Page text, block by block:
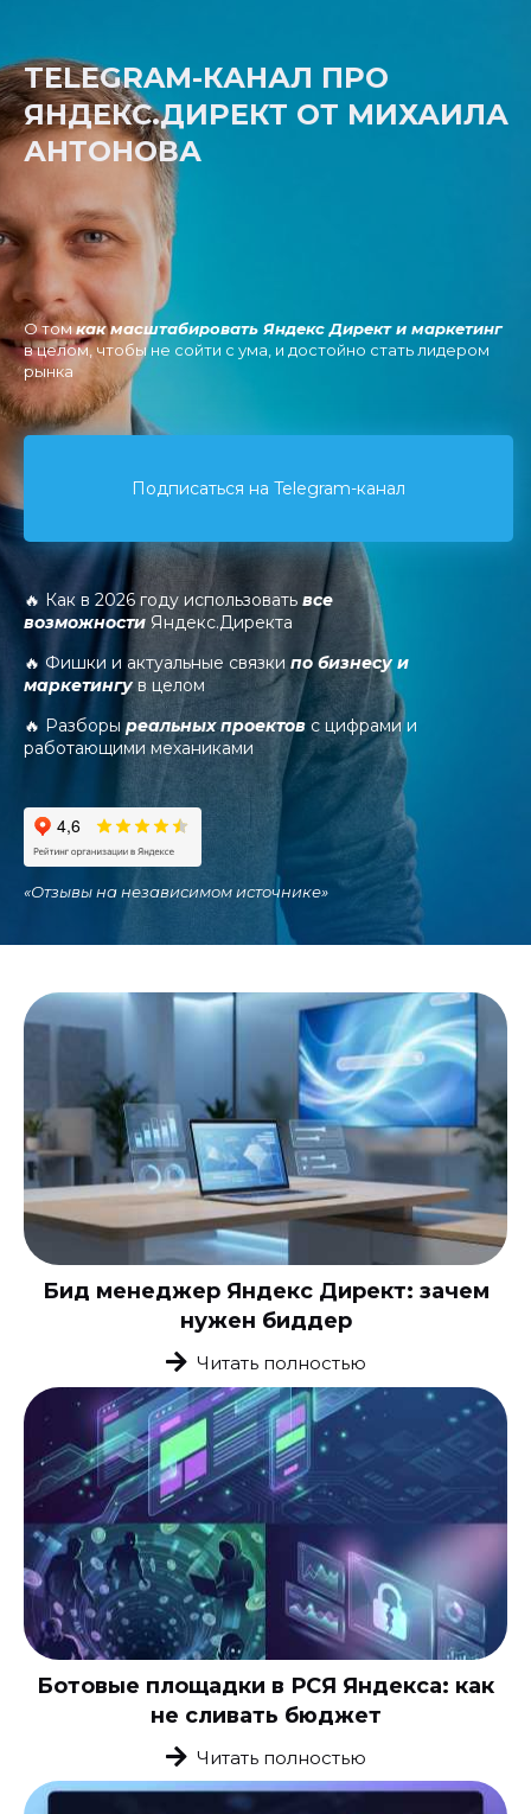
TELEGRAM-КАНАЛ ПРО
ЯНДЕКС.ДИРЕКТ ОТ МИХАИЛА
АНТОНОВА
О томкак масштабировать Яндекс Директ и маркетинг
в целом, чтобы не сойти с ума, и достойно стать лидером
рынка
Подписаться на Telegram-канал
🔥 Как в 2026 году использовать все
возможности Яндекс.Директа
🔥 Фишки и актуальные связки по бизнесу и
маркетингув целом
🔥 Разборы реальных проектов с цифрами и
работающими механиками
«Отзывы на независимом источнике»
Бид менеджер Яндекс Директ: зачем
нужен биддер
Читать полностью
Ботовые площадки в РСЯ Яндекса: как
не сливать бюджет
Читать полностью